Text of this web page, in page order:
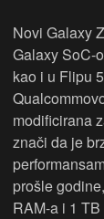
Novi Galaxy
Galaxy SoC-
kao i u Flipu
modificirana
znači da je
prošle
RAM-a i 1